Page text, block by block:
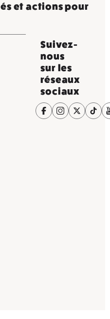
et actions pour
Suivez-
nous
sur les
réseaux
sociaux